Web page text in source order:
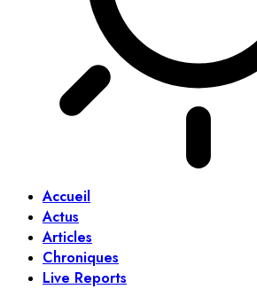
Accueil
Actus
Articles
Chroniques
Live Reports